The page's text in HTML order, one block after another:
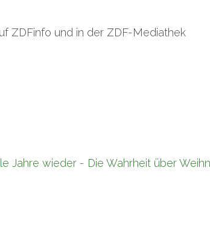
ZDFinfo und in der ZDF-Mediathek
Jahre wieder - Die Wahrheit über